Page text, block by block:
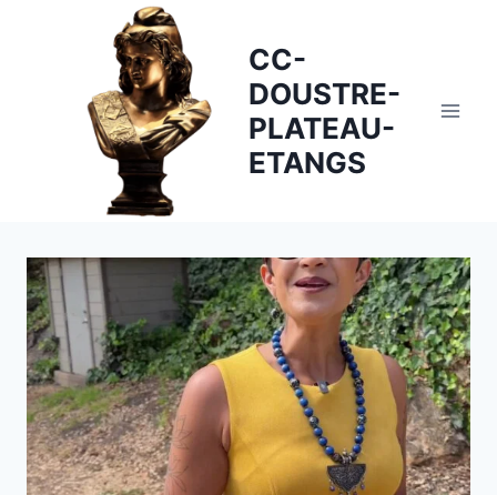
CC-
DOUSTRE-
PLATEAU-
ETANGS